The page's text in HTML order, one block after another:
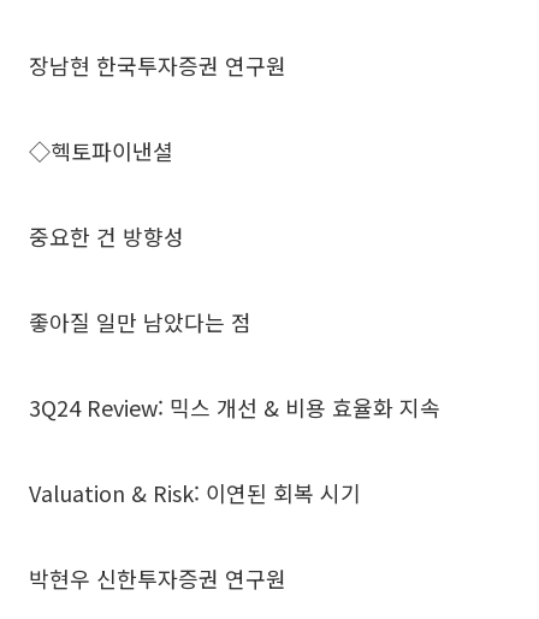
장남현 한국투자증권 연구원
◇헥토파이낸셜
중요한 건 방향성
좋아질 일만 남았다는 점
3Q24 Review: 믹스 개선 & 비용 효율화 지속
Valuation & Risk: 이연된 회복 시기
박현우 신한투자증권 연구원